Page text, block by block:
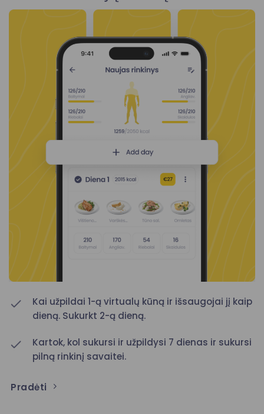
Kai užpildai 1-ą virtualų kūną ir išsaugojai jį kaip
dieną. Sukurkt 2-ą dieną.
Kartok, kol sukursi ir užpildysi 7 dienas ir sukursi
pilną rinkinį savaitei.
Pradėti